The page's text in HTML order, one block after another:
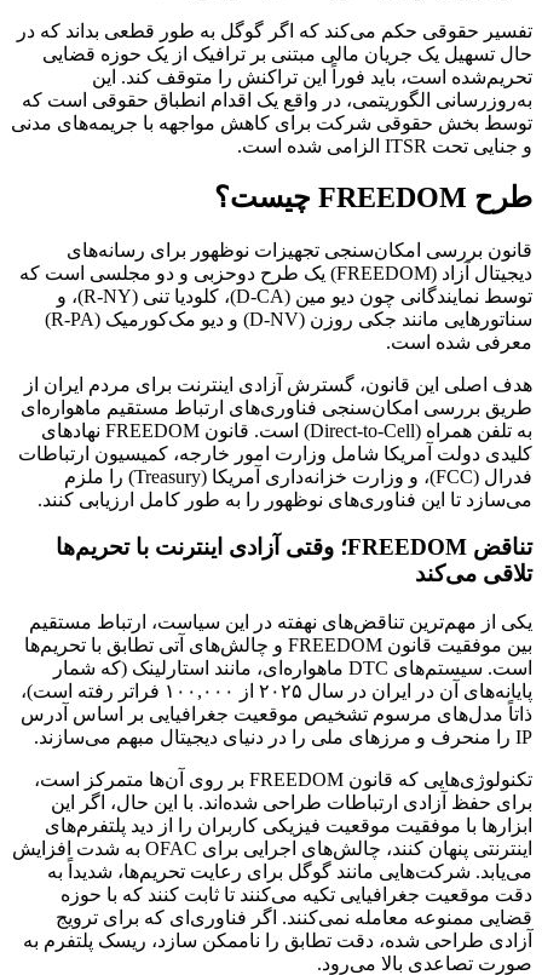
تفسیر حقوقی حکم می‌کند که اگر گوگل به طور قطعی بداند که در
حال تسهیل یک جریان مالی مبتنی بر ترافیک از یک حوزه قضایی
تحریم‌شده است، باید فوراً این تراکنش را متوقف کند. این
به‌روزرسانی الگوریتمی، در واقع یک اقدام انطباق حقوقی است که
توسط بخش حقوقی شرکت برای کاهش مواجهه با جریمه‌های مدنی
و جنایی تحت ITSR الزامی شده است.
طرح FREEDOM چیست؟
قانون بررسی امکان‌سنجی تجهیزات نوظهور برای رسانه‌های
دیجیتال آزاد (FREEDOM) یک طرح دوحزبی و دو مجلسی است که
توسط نمایندگانی چون دیو مین (D-CA)، کلودیا تنی (R-NY)، و
سناتورهایی مانند جکی روزن (D-NV) و دیو مک‌کورمیک (R-PA)
معرفی شده است.
هدف اصلی این قانون، گسترش آزادی اینترنت برای مردم ایران از
طریق بررسی امکان‌سنجی فناوری‌های ارتباط مستقیم ماهواره‌ای
به تلفن همراه (Direct-to-Cell) است. قانون FREEDOM نهادهای
کلیدی دولت آمریکا شامل وزارت امور خارجه، کمیسیون ارتباطات
فدرال (FCC)، و وزارت خزانه‌داری آمریکا (Treasury) را ملزم
می‌سازد تا این فناوری‌های نوظهور را به طور کامل ارزیابی کنند.
تناقض FREEDOM؛ وقتی آزادی اینترنت با تحریم‌ها
تلاقی می‌کند
یکی از مهم‌ترین تناقض‌های نهفته در این سیاست، ارتباط مستقیم
بین موفقیت قانون FREEDOM و چالش‌های آتی تطابق با تحریم‌ها
است. سیستم‌های DTC ماهواره‌ای، مانند استارلینک (که شمار
پایانه‌های آن در ایران در سال ۲۰۲۵ از ۱۰۰,۰۰۰ فراتر رفته است)،
ذاتاً مدل‌های مرسوم تشخیص موقعیت جغرافیایی بر اساس آدرس
IP را منحرف و مرزهای ملی را در دنیای دیجیتال مبهم می‌سازند.
تکنولوژی‌هایی که قانون FREEDOM بر روی آن‌ها متمرکز است،
برای حفظ آزادی ارتباطات طراحی شده‌اند. با این حال، اگر این
ابزارها با موفقیت موقعیت فیزیکی کاربران را از دید پلتفرم‌های
اینترنتی پنهان کنند، چالش‌های اجرایی برای OFAC به شدت افزایش
می‌یابد. شرکت‌هایی مانند گوگل برای رعایت تحریم‌ها، شدیداً به
دقت موقعیت جغرافیایی تکیه می‌کنند تا ثابت کنند که با حوزه
قضایی ممنوعه معامله نمی‌کنند. اگر فناوری‌ای که برای ترویج
آزادی طراحی شده، دقت تطابق را ناممکن سازد، ریسک پلتفرم به
صورت تصاعدی بالا می‌رود.